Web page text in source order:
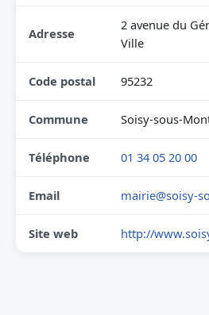
Adresse
2 avenue du
Ville
Code postal 95232
Commune Soisy-sous-
Téléphone 01 34 05 20 00
Email mairie@soisy-
Site web http://